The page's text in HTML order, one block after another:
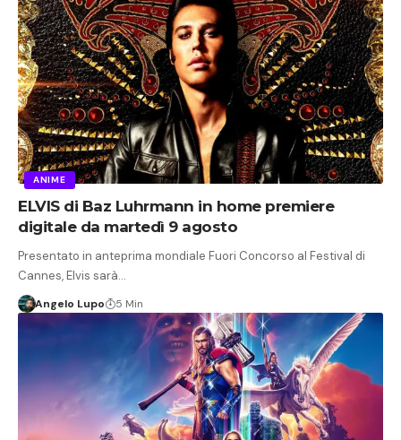
ANIME
ELVIS di Baz Luhrmann in home premiere
digitale da martedì 9 agosto
Presentato in anteprima mondiale Fuori Concorso al Festival di
Cannes, Elvis sarà…
Angelo Lupo 5 Min